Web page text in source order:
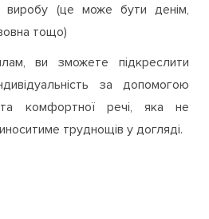
виробу (це може бути денім,
тощо)
ви зможете підкреслити
за допомогою
та комфортної речі, яка не
труднощів у догляді.